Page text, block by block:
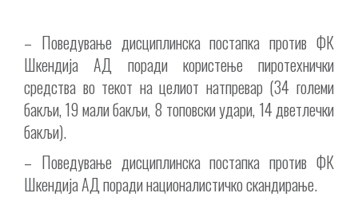
– Поведување дисциплинска постапка против ФК
Шкендија АД поради користење пиротехнички
средства во текот на целиот натпревар (34 големи
бакљи, 19 мали бакљи, 8 топовски удари, 14 дветлечки
бакљи).
– Поведување дисциплинска постапка против ФК
Шкендија АД поради националистичко скандирање.